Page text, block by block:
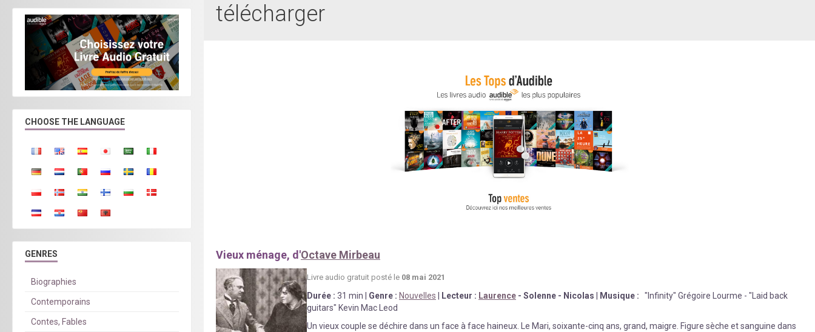
télécharger
Vieux ménage, d'Octave Mirbeau
Livre aud io gratuit posté le 08 mai 2021
Durée : 31 min | Genre : Nouvelles Lecteur : Laurence - Solenne - Nicolas Musique :
"Infinity" Grégoire Lourme - "Laid back
guitars" Kevin Mac Leod
Un vieux couple se déchire dans un face à face haineux. Le Mari, soixante-cinq ans, grand, maigre. Figure sèche et sanguine dans
CHOOSE THE LANGUAGE
GENRES
Biographies
Contemporains
Contes, Fables